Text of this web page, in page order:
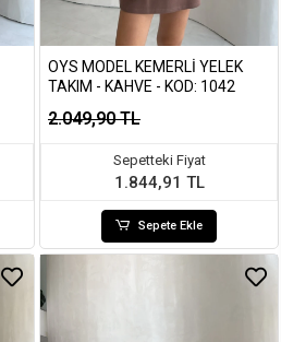
OYS MODEL KEMERLI YELEK
TAKIM - KAHVE - KOD: 1042
2.049,90 TL
Sepetteki Fiyat
1.844,91 TL
Sepete Ekle